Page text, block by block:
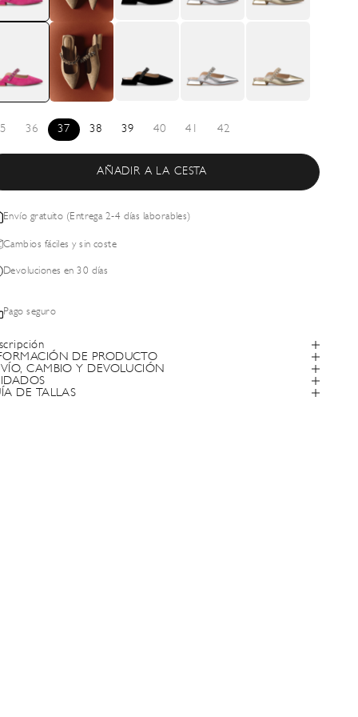
36 37 38 39 40 41 42
AÑADIR A LA CESTA
Envío gratuito (Entrega 2-4 días laborables)
Cambios fáciles y sin coste
Devoluciones en 30 días
Pago seguro
DE PRODUCTO
CAMBIO Y DEVOLUCIÓN
DE TALLAS